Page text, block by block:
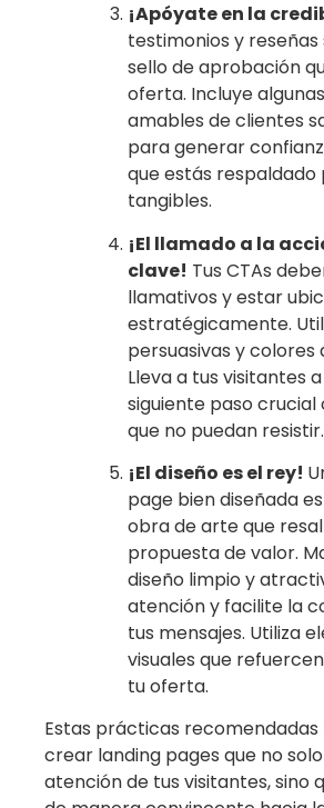
¡Apóyate en la
testimonios y
sello de aprobación
oferta. Incluye
amables de clientes
para generar
que estás respaldado
tangibles.
¡El llamado a la
clave! Tus CTAs
llamativos y estar
estratégicamente.
persuasivas y colores
Lleva a tus visitantes
siguiente paso crucial
que no puedan resistir.
¡El diseño es el rey!
page bien diseñada
obra de arte que
propuesta de valor.
diseño limpio y
atención y facilite la
tus mensajes. Utiliza
visuales que
tu oferta.
Estas prácticas
crear landing pages que no
atención de tus visitantes, sino